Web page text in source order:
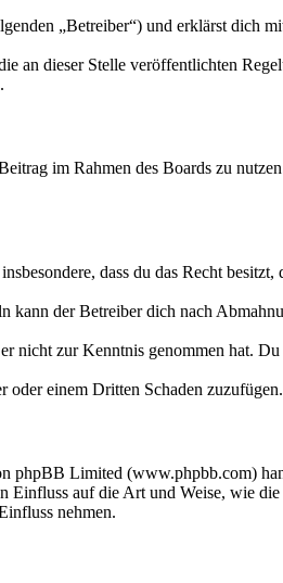
„Betreiber“) und erklärst dich
an dieser Stelle veröffentlichten
im Rahmen des Boards zu
dass du das Recht besitzt,
kann der Betreiber dich nach
nicht zur Kenntnis genommen hat. Du
oder einem Dritten Schaden zuzufügen.
phpBB Limited (www.phpbb.com)
Einfluss auf die Art und Weise, wie
nehmen.